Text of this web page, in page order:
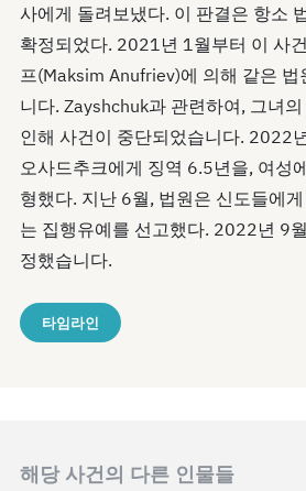
사에게 돌려보냈다. 이 판결은 항소
확정되었다. 2021년 1월부터 이 사
프(Maksim Anufriev)에 의해 같은
니다. Zayshchuk과 관련하여, 그녀
인해 사건이 중단되었습니다. 2022
오사드추크에게 징역 6.5년을, 여성
형했다. 지난 6월, 법원은 신도들에
는 집행유예를 선고했다. 2022년 9
정했습니다.
타임라인
해당 사건의 다른 인물들